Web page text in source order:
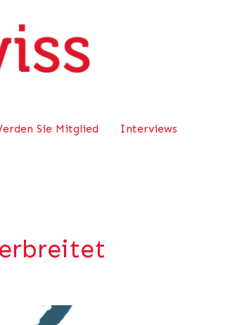
Sie Mitglied Interviews